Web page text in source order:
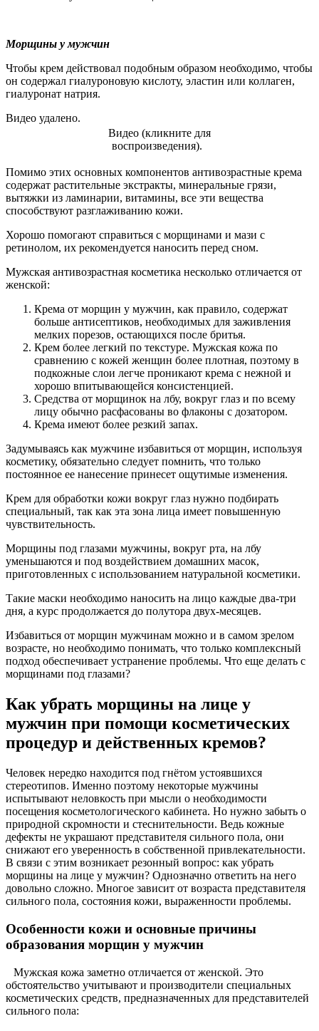
Морщины у мужчин
Чтобы крем действовал подобным образом необходимо, чтобы
он содержал гиалуроновую кислоту, эластин или коллаген,
гиалуронат натрия.
Видео удалено.
Видео (кликните для
воспроизведения).
Помимо этих основных компонентов антивозрастные крема
содержат растительные экстракты, минеральные грязи,
вытяжки из ламинарии, витамины, все эти вещества
способствуют разглаживанию кожи.
Хорошо помогают справиться с морщинами и мази с
ретинолом, их рекомендуется наносить перед сном.
Мужская антивозрастная косметика несколько отличается от
женской:
Крема от морщин у мужчин, как правило, содержат
больше антисептиков, необходимых для заживления
мелких порезов, остающихся после бритья.
Крем более легкий по текстуре. Мужская кожа по
сравнению с кожей женщин более плотная, поэтому в
подкожные слои легче проникают крема с нежной и
хорошо впитывающейся консистенцией.
Средства от морщинок на лбу, вокруг глаз и по всему
лицу обычно расфасованы во флаконы с дозатором.
Крема имеют более резкий запах.
Задумываясь как мужчине избавиться от морщин, используя
косметику, обязательно следует помнить, что только
постоянное ее нанесение принесет ощутимые изменения.
Крем для обработки кожи вокруг глаз нужно подбирать
специальный, так как эта зона лица имеет повышенную
чувствительность.
Морщины под глазами мужчины, вокруг рта, на лбу
уменьшаются и под воздействием домашних масок,
приготовленных с использованием натуральной косметики.
Такие маски необходимо наносить на лицо каждые два-три
дня, а курс продолжается до полутора двух-месяцев.
Избавиться от морщин мужчинам можно и в самом зрелом
возрасте, но необходимо понимать, что только комплексный
подход обеспечивает устранение проблемы. Что еще делать с
морщинами под глазами?
Как убрать морщины на лице у
мужчин при помощи косметических
процедур и действенных кремов?
Человек нередко находится под гнётом устоявшихся
стереотипов. Именно поэтому некоторые мужчины
испытывают неловкость при мысли о необходимости
посещения косметологического кабинета. Но нужно забыть о
природной скромности и стеснительности. Ведь кожные
дефекты не украшают представителя сильного пола, они
снижают его уверенность в собственной привлекательности.
В связи с этим возникает резонный вопрос: как убрать
морщины на лице у мужчин? Однозначно ответить на него
довольно сложно. Многое зависит от возраста представителя
сильного пола, состояния кожи, выраженности проблемы.
Особенности кожи и основные причины
образования морщин у мужчин
Мужская кожа заметно отличается от женской. Это
обстоятельство учитывают и производители специальных
косметических средств, предназначенных для представителей
сильного пола: